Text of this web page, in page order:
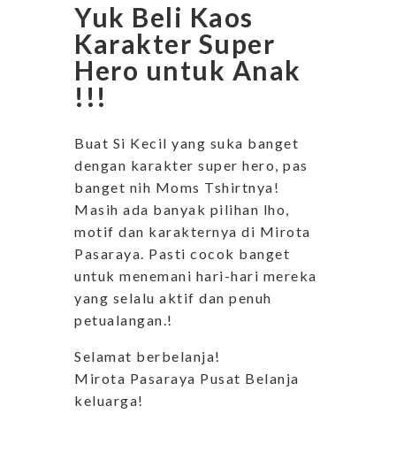
Yuk Beli Kaos
Karakter Super
Hero untuk Anak
!!!
Buat Si Kecil yang suka banget
dengan karakter super hero, pas
banget nih Moms Tshirtnya!
Masih ada banyak pilihan lho,
motif dan karakternya di Mirota
Pasaraya. Pasti cocok banget
untuk menemani hari-hari mereka
yang selalu aktif dan penuh
petualangan.!
Selamat berbelanja!
Mirota Pasaraya Pusat Belanja
keluarga!